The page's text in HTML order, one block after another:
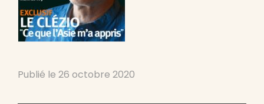
Publié le 26 octobre 2020